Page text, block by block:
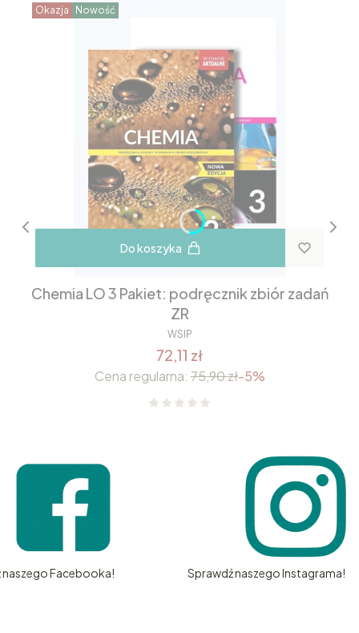
Okazja Nowość
Do koszyka
Chemia LO 3 Pakiet: podręcznik zbiór zadań
ZR
WSIP
72,11 zł
Cena regularna: 75,90 zł-5%
naszego Facebooka! Sprawdź naszego Instagrama!